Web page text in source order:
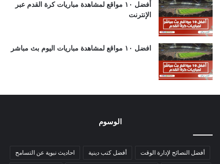
أفضل ١٠ مواقع لمشاهدة مباريات كرة القدم عبر
الإنترنت
افضل ١٠ مواقع لمشاهدة مباريات اليوم بث مباشر
الوسوم
أفضل النصائح لإدارة الوقت أفضل كتب دينية احاديث نبوية عن التسامح